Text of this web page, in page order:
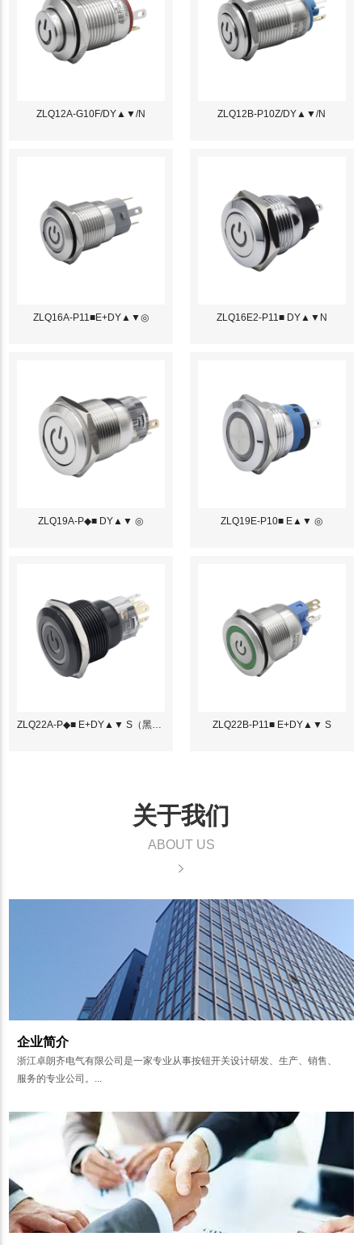
ZLQ12A-G10F/DY▲▼/N ZLQ12B-P10Z/DY▲▼/N
ZLQ16A-P11■E+DY▲▼◎ ZLQ16E2-P11■ DY▲▼N
ZLQ19A-P◆■ DY▲▼ ◎ ZLQ19E-P10■ E▲▼ ◎
ZLQ22A-P◆■ E+DY▲▼ S（黑色） ZLQ22B-P11■ E+DY▲▼ S
关于我们
ABOUT US
企业简介
浙江卓朗齐电气有限公司是一家专业从事按钮开关设计研发、生产、销售、
服务的专业公司。...